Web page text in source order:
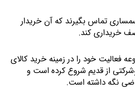
تماس بگیرند که آن خریدار
خریداری کند.
فعالیت خود را در زمینه خرید کالای
از قدیم شروع کرده است و
نگه داشته است.